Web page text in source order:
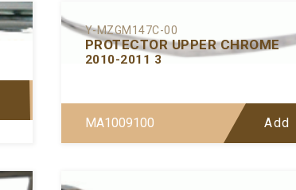
Y-MZGM147C-00
PROTECTOR UPPER CHROME
2010-2011 3
MA1009100 Add